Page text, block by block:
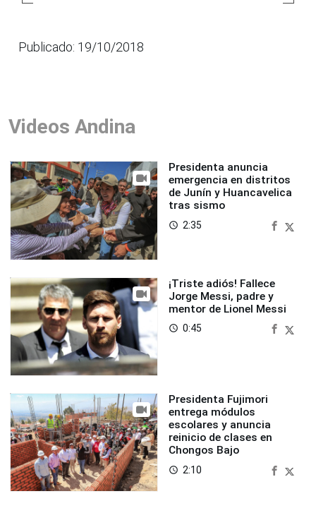
Publicado: 19/10/2018
Videos Andina
Presidenta anuncia
emergencia en distritos
de Junín y Huancavelica
tras sismo
access_time 2:35
¡Triste adiós! Fallece
Jorge Messi, padre y
mentor de Lionel Messi
access_time 0:45
Presidenta Fujimori
entrega módulos
escolares y anuncia
reinicio de clases en
Chongos Bajo
access_time 2:10